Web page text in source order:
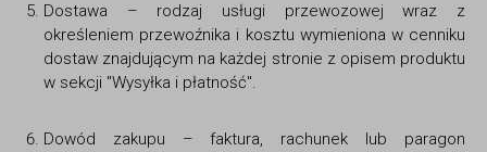
Dostawa – rodzaj usługi przewozowej wraz z
określeniem przewoźnika i kosztu wymieniona w cenniku
dostaw znajdującym na każdej stronie z opisem produktu
w sekcji "Wysyłka i płatność".
Dowód zakupu – faktura, rachunek lub paragon